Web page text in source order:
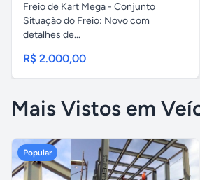
Freio de Kart Mega - Conjunto
Situação do Freio: Novo com
detalhes de...
R$ 2.000,00
Mais Vistos em
Popular